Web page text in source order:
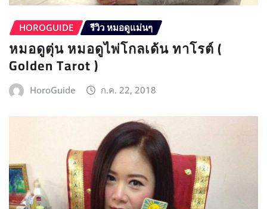
HOROGUIDE รีวิว หมอดูแม่นๆ
หมอดูตุ่น หมอดูไพ่โกลเด้น ทาโรต์ (
Golden Tarot )
HoroGuide ก.ค. 22, 2018